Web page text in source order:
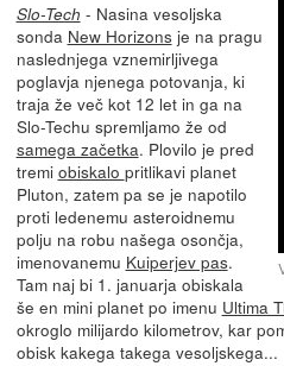
Slo-Tech - Nasina vesoljska
sonda New Horizonsje na pragu
naslednjega vznemirljivega
poglavja njenega potovanja, ki
traja že več kot 12 let in ga na
Slo-Techu spremljamo že od
samega začetka. Plovilo je pred
tremi obiskalo pritlikavi planet
Pluton, zatem pa se je napotilo
proti ledenemu asteroidnemu
polju na robu našega osončja,
imenovanemu Kuiperjev pas.
Tam naj bi 1. januarja obiskala
še en mini planet po imenu Ultima
okroglo milijardo kilometrov, kar
obisk kakega takega vesoljskega...